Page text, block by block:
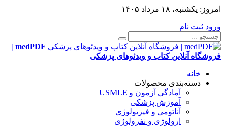
امروز: یکشنبه، ۱۸ مرداد ۱۴۰۵
ورود ثبت نام
medPDF |
فروشگاه آنلاین کتاب و ویدئوهای پزشکی
خانه
دسته‌بندی محصولات
آمادگی آزمون و USMLE
آموزش پزشکی
آناتومی و فیزیولوژی
ارولوژی و نفرولوژی